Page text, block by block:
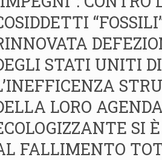
STATI UNITI
LORO
SI
FALLIMENTO